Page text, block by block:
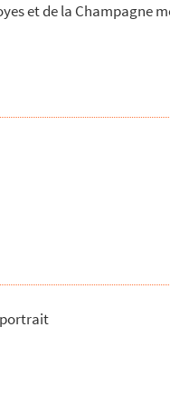
et de la Champagne
portrait